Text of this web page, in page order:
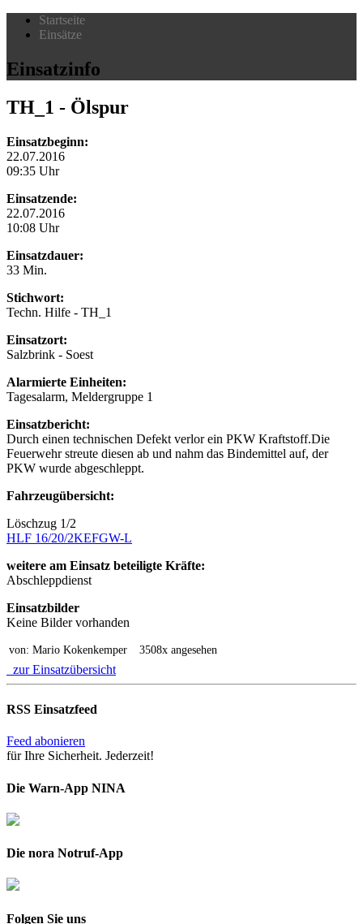
Startseite
Einsätze
Einsatzinfo
TH_1 - Ölspur
Einsatzbeginn:
22.07.2016
09:35 Uhr
Einsatzende:
22.07.2016
10:08 Uhr
Einsatzdauer:
33 Min.
Stichwort:
Techn. Hilfe - TH_1
Einsatzort:
Salzbrink - Soest
Alarmierte Einheiten:
Tagesalarm, Meldergruppe 1
Einsatzbericht:
Durch einen technischen Defekt verlor ein PKW Kraftstoff.Die
Feuerwehr streute diesen ab und nahm das Bindemittel auf, der
PKW wurde abgeschleppt.
Fahrzeugübersicht:
Löschzug 1/2
HLF 16/20/2KEFGW-L
weitere am Einsatz beteiligte Kräfte:
Abschleppdienst
Einsatzbilder
Keine Bilder vorhanden
von: Mario Kokenkemper 3508x angesehen
zur Einsatzübersicht
RSS Einsatzfeed
Feed abonieren
für Ihre Sicherheit. Jederzeit!
Die Warn-App NINA
Die nora Notruf-App
Folgen Sie uns